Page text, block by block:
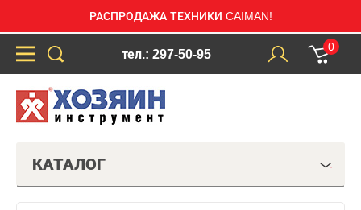
РАСПРОДАЖА ТЕХНИКИ CAIMAN!
тел.: 297-50-95
0
КАТАЛОГ